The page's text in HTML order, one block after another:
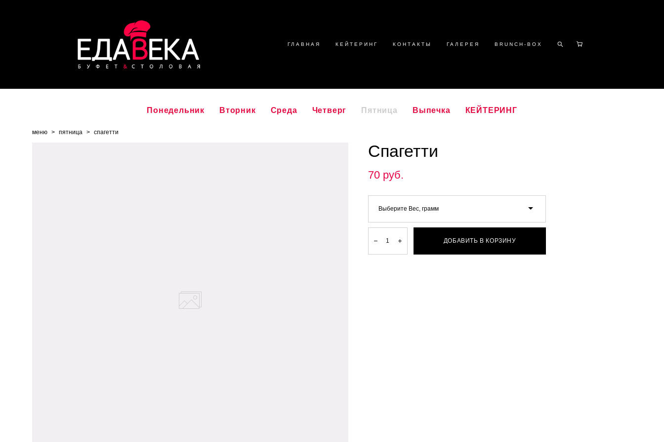
ГЛАВНАЯ КЕЙТЕРИНГ КОНТАКТЫ ГАЛЕРЕЯ BRUNCH-BOX
Понедельник Вторник Среда Четверг Пятница Выпечка КЕЙТЕРИНГ
меню > пятница > спагетти
Спагетти
70 pуб.
Выберите Вес, грамм
ДОБАВИТЬ В КОРЗИНУ